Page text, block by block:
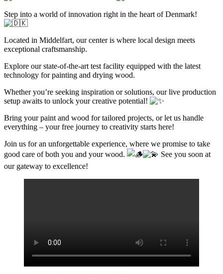
Step into a world of innovation right in the heart of Denmark!
Located in Middelfart, our center is where local design meets
exceptional craftsmanship.
Explore our state-of-the-art test facility equipped with the latest
technology for painting and drying wood.
Whether you’re seeking inspiration or solutions, our live production
setup awaits to unlock your creative potential!
Bring your paint and wood for tailored projects, or let us handle
everything – your free journey to creativity starts here!
Join us for an unforgettable experience, where we promise to take
good care of both you and your wood.
See you soon at
our gateway to excellence!